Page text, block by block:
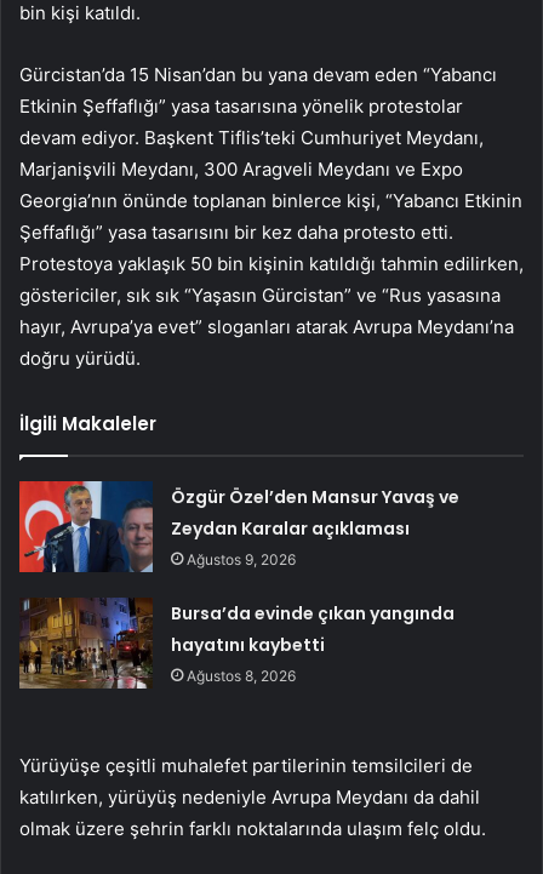
bin kişi katıldı.
Gürcistan’da 15 Nisan’dan bu yana devam eden “Yabancı
Etkinin Şeffaflığı” yasa tasarısına yönelik protestolar
devam ediyor. Başkent Tiflis’teki Cumhuriyet Meydanı,
Marjanişvili Meydanı, 300 Aragveli Meydanı ve Expo
Georgia’nın önünde toplanan binlerce kişi, “Yabancı Etkinin
Şeffaflığı” yasa tasarısını bir kez daha protesto etti.
Protestoya yaklaşık 50 bin kişinin katıldığı tahmin edilirken,
göstericiler, sık sık “Yaşasın Gürcistan” ve “Rus yasasına
hayır, Avrupa’ya evet” sloganları atarak Avrupa Meydanı’na
doğru yürüdü.
İlgili Makaleler
Özgür Özel’den Mansur Yavaş ve
Zeydan Karalar açıklaması
Ağustos 9, 2026
Bursa’da evinde çıkan yangında
hayatını kaybetti
Ağustos 8, 2026
Yürüyüşe çeşitli muhalefet partilerinin temsilcileri de
katılırken, yürüyüş nedeniyle Avrupa Meydanı da dahil
olmak üzere şehrin farklı noktalarında ulaşım felç oldu.